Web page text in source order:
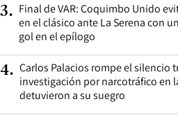
3. Final de VAR: Coquimbo Unido
en el clásico ante La Serena con
gol en el epílogo
4. Carlos Palacios rompe el silencio
investigación por narcotráfico en
detuvieron a su suegro